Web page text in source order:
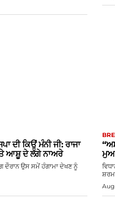
ਦੀ ਕਿਉਂ ਮੰਨੀ ਜੀ: ਰਾਜਾ
ਤੇ ਆਸ਼ੂ ਦੇ ਲੱਗੇ ਨਾਅਰੇ
ਦੌਰਾਨ ਉਸ ਸਮੇਂ ਹੰਗਾਮਾ ਦੇਖਣ ਨੂੰ